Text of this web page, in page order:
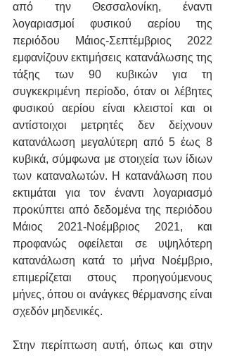
από την Θεσσαλονίκη, έναντι
λογαριασμοί φυσικού αερίου της
περιόδου Μάιος-Σεπτέμβριος 2022
εμφανίζουν εκτιμήσεις κατανάλωσης της
τάξης των 90 κυβικών για τη
συγκεκριμένη περίοδο, όταν οι λέβητες
φυσικού αερίου είναι κλειστοί και οι
αντίστοιχοι μετρητές δεν δείχνουν
κατανάλωση μεγαλύτερη από 5 έως 8
κυβικά, σύμφωνα με στοιχεία των ίδιων
των καταναλωτών. Η κατανάλωση που
εκτιμάται για τον έναντι λογαριασμό
προκύπτει από δεδομένα της περιόδου
Μάιος 2021-Νοέμβριος 2021, και
προφανώς οφείλεται σε υψηλότερη
κατανάλωση κατά το μήνα Νοέμβριο,
επιμερίζεται στους προηγούμενους
μήνες, όπου οι ανάγκες θέρμανσης είναι
σχεδόν μηδενικές.
Στην περίπτωση αυτή, όπως και στην